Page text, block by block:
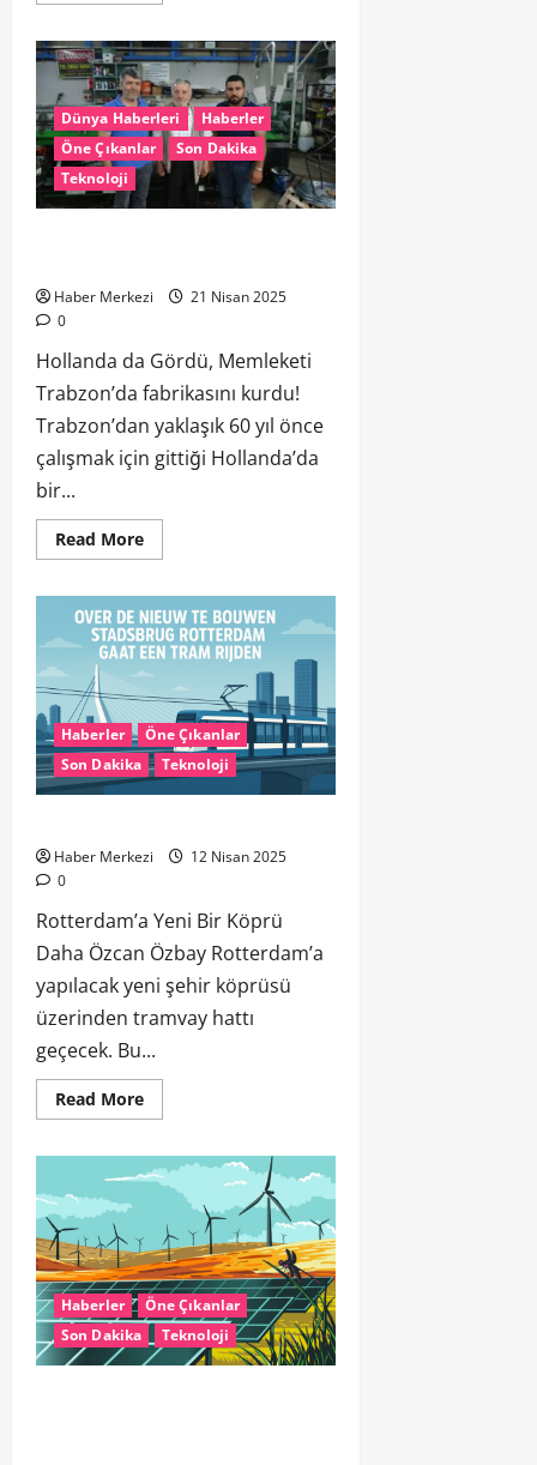
Dünya Haberleri
Haberler
Öne Çıkanlar
Son Dakika
Teknoloji
Haber Merkezi
21 Nisan 2025
0
Hollanda da Gördü, Memleketi
Trabzon’da fabrikasını kurdu!
Trabzon’dan yaklaşık 60 yıl önce
çalışmak için gittiği Hollanda’da
bir...
Read More
Haberler
Öne Çıkanlar
Son Dakika
Teknoloji
Haber Merkezi
12 Nisan 2025
0
Rotterdam’a Yeni Bir Köprü
Daha Özcan Özbay Rotterdam’a
yapılacak yeni şehir köprüsü
üzerinden tramvay hattı
geçecek. Bu...
Read More
Haberler
Öne Çıkanlar
Son Dakika
Teknoloji